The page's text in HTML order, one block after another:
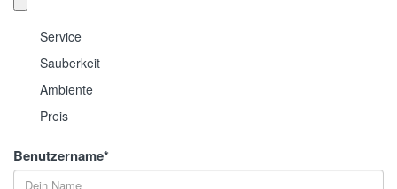
Service
Sauberkeit
Ambiente
Preis
Benutzername*